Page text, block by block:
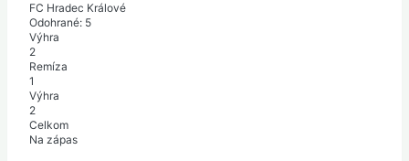
FC Hradec Králové
Odohrané: 5
Výhra
2
Remíza
1
Výhra
2
Celkom
Na zápas